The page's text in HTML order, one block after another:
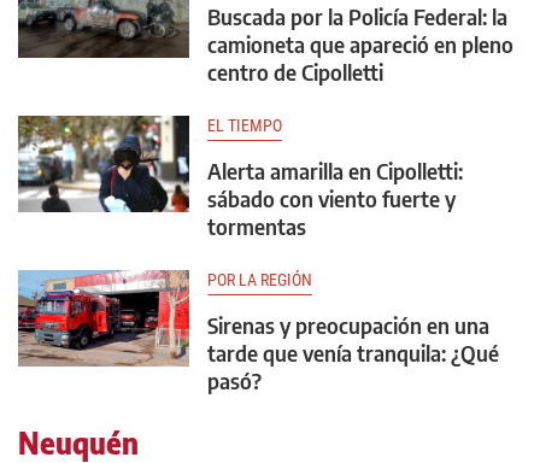
Buscada por la Policía Federal: la
camioneta que apareció en pleno
centro de Cipolletti
EL TIEMPO
Alerta amarilla en Cipolletti:
sábado con viento fuerte y
tormentas
POR LA REGIÓN
Sirenas y preocupación en una
tarde que venía tranquila: ¿Qué
pasó?
Neuquén